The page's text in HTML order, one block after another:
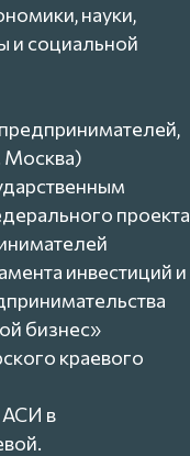
науки,
и социальной
Москва)
проекта
инвестиций и
бизнес»
краевого
АСИ в